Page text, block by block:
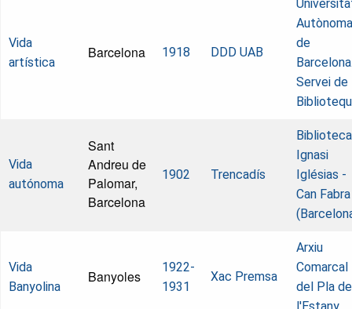
Vida
artística
Barcelona 1918 DDD UAB
Autònoma
de
Servei de
Vida
autónoma
Sant
Andreu de
Palomar,
Barcelona
1902 Trencadís
Biblioteca
Ignasi
Iglésias -
Can Fabra
Vida
Banyolina
Banyoles
1922-
1931
Xac Premsa
Arxiu
Comarcal
del Pla de